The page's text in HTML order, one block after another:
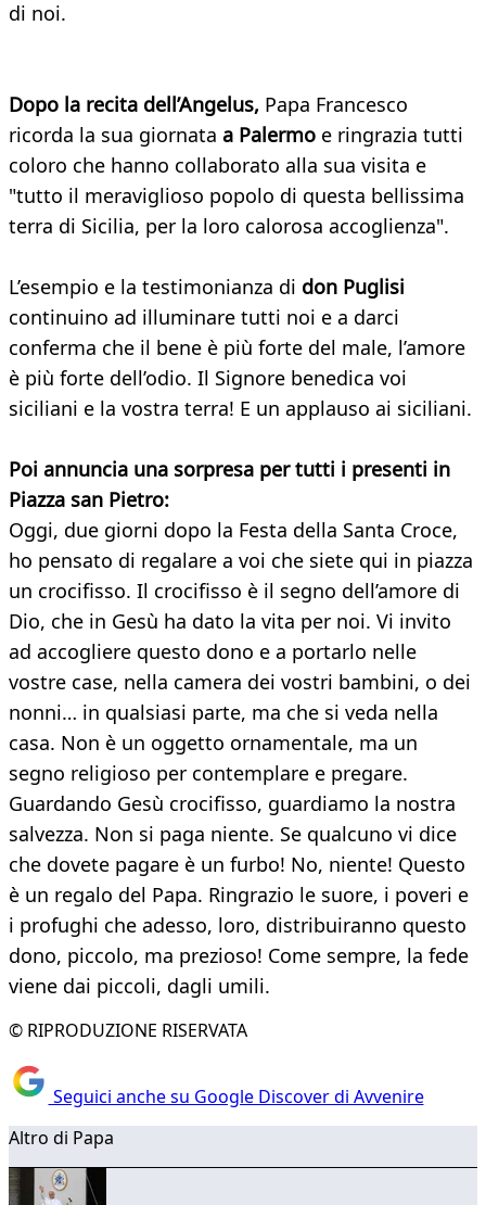
di noi.
Dopo la recita dell’Angelus, Papa Francesco
ricorda la sua giornata a Palermo e ringrazia tutti
coloro che hanno collaborato alla sua visita e
"tutto il meraviglioso popolo di questa bellissima
terra di Sicilia, per la loro calorosa accoglienza".
L’esempio e la testimonianza di don Puglisi
continuino ad illuminare tutti noi e a darci
conferma che il bene è più forte del male, l’amore
è più forte dell’odio. Il Signore benedica voi
siciliani e la vostra terra! E un applauso ai siciliani.
Poi annuncia una sorpresa per tutti i presenti in
Piazza san Pietro:
Oggi, due giorni dopo la Festa della Santa Croce,
ho pensato di regalare a voi che siete qui in piazza
un crocifisso. Il crocifisso è il segno dell’amore di
Dio, che in Gesù ha dato la vita per noi. Vi invito
ad accogliere questo dono e a portarlo nelle
vostre case, nella camera dei vostri bambini, o dei
nonni… in qualsiasi parte, ma che si veda nella
casa. Non è un oggetto ornamentale, ma un
segno religioso per contemplare e pregare.
Guardando Gesù crocifisso, guardiamo la nostra
salvezza. Non si paga niente. Se qualcuno vi dice
che dovete pagare è un furbo! No, niente! Questo
è un regalo del Papa. Ringrazio le suore, i poveri e
i profughi che adesso, loro, distribuiranno questo
dono, piccolo, ma prezioso! Come sempre, la fede
viene dai piccoli, dagli umili.
© RIPRODUZIONE RISERVATA
Seguici anche su Google Discover di Avvenire
Altro di Papa